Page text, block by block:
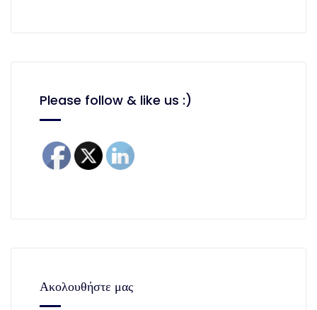
Please follow & like us :)
Ακολουθήστε μας